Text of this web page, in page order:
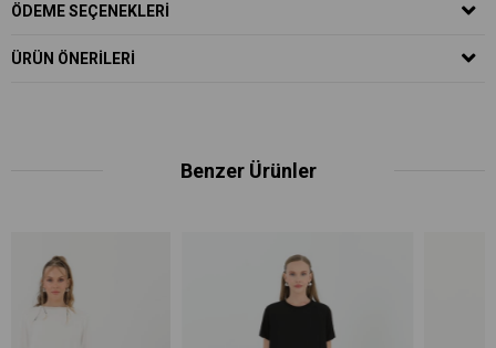
ÖDEME SEÇENEKLERI
ÜRÜN ÖNERILERI
Benzer Ürünler